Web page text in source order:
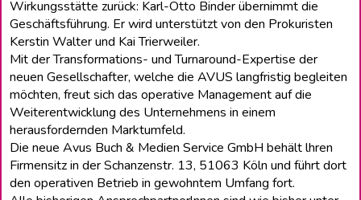
Wirkungsstätte zurück: Karl-Otto Binder übernimmt die
Geschäftsführung. Er wird unterstützt von den Prokuristen
Kerstin Walter und Kai Trierweiler.
Mit der Transformations- und Turnaround-Expertise der
neuen Gesellschafter, welche die AVUS langfristig begleiten
möchten, freut sich das operative Management auf die
Weiterentwicklung des Unternehmens in einem
herausfordernden Marktumfeld.
Die neue Avus Buch & Medien Service GmbH behält lhren
Firmensitz in der Schanzenstr. 13, 51063 Köln und führt dort
den operativen Betrieb in gewohntem Umfang fort.